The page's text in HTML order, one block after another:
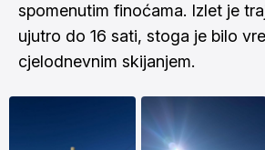
spomenutim finoćama. Izlet je
ujutro do 16 sati, stoga je bilo
cjelodnevnim skijanjem.